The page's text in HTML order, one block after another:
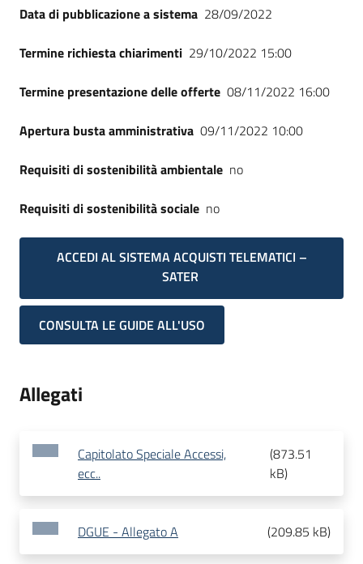
Data di pubblicazione a sistema 28/09/2022
Termine richiesta chiarimenti 29/10/2022 15:00
Termine presentazione delle offerte 08/11/2022 16:00
Apertura busta amministrativa 09/11/2022 10:00
Requisiti di sostenibilità ambientale no
Requisiti di sostenibilità sociale no
ACCEDI AL SISTEMA ACQUISTI TELEMATICI –
SATER
CONSULTA LE GUIDE ALL'USO
Allegati
Capitolato Speciale Accessi,
ecc..
(873.51
kB)
DGUE - Allegato A (209.85 kB)